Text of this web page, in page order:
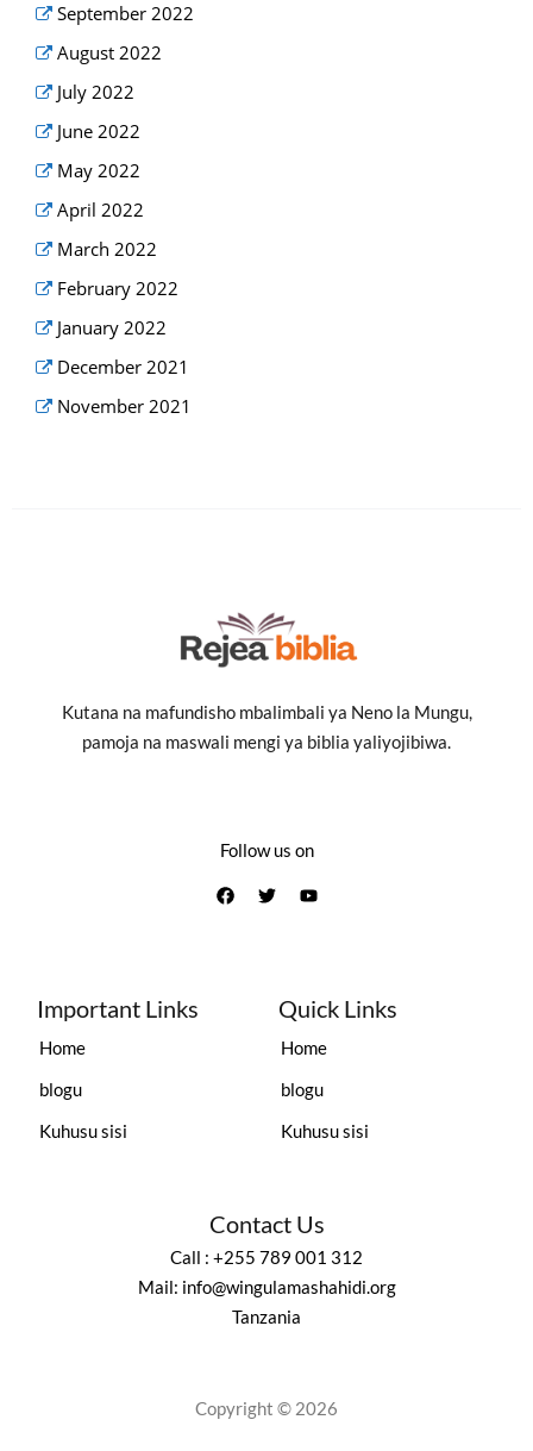
September 2022
August 2022
July 2022
June 2022
May 2022
April 2022
March 2022
February 2022
January 2022
December 2021
November 2021
Kutana na mafundisho mbalimbali ya Neno la Mungu,
pamoja na maswali mengi ya biblia yaliyojibiwa.
Follow us on
Important Links
Home
blogu
Kuhusu sisi
Quick Links
Home
blogu
Kuhusu sisi
Contact Us
Call : +255 789 001 312
Mail: info@wingulamashahidi.org
Tanzania
Copyright © 2026